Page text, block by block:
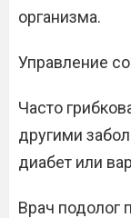
организма.
Управление
Часто
другими
диабет или
Врач подолог